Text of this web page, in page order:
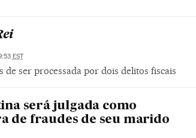
EST
ser processada por dois delitos fiscais
será julgada como
de fraudes de seu marido